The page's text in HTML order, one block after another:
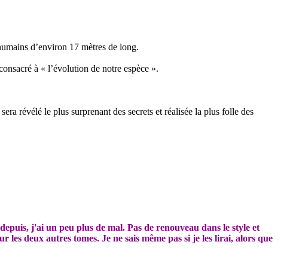
d’environ 17 mètres de long.
à « l’évolution de notre espèce ».
révélé le plus surprenant des secrets et réalisée la plus folle des
j'ai un peu plus de mal. Pas de renouveau dans le style et
les deux autres tomes. Je ne sais même pas si je les lirai, alors que